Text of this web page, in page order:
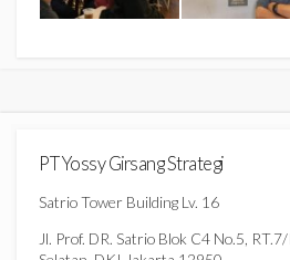
PT Yossy Girsang Strategi
Satrio Tower Building Lv. 16
Jl. Prof. DR. Satrio Blok C4 No.5,